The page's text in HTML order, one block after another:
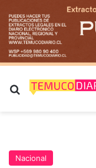
Buscar por
Nacional